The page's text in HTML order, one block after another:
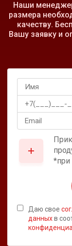
Наши
размера
качеству.
Вашу заявку и
*при
Даю свое
данныхв